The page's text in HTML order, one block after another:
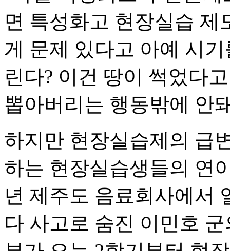
면 특성화고 현장실습 제
게 문제 있다고 아예 시
린다? 이건 땅이 썩었다
뽑아버리는 행동밖에 안
하지만 현장실습제의 급
하는 현장실습생들의 연
년 제주도 음료회사에서
다 사고로 숨진 이민호